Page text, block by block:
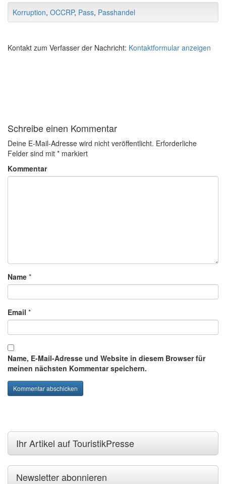
Korruption, OCCRP, Pass, Passhandel
Kontakt zum Verfasser der Nachricht: Kontaktformular anzeigen
Schreibe einen Kommentar
Deine E-Mail-Adresse wird nicht veröffentlicht. Erforderliche
Felder sind mit * markiert
Kommentar
Name *
Email *
Name, E-Mail-Adresse und Website in diesem Browser für
meinen nächsten Kommentar speichern.
Ihr Artikel auf TouristikPresse
Newsletter abonnieren